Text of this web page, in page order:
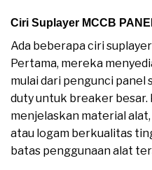
Ciri Suplayer MCCB
Ada beberapa ciri
Pertama, mereka
mulai dari pengunci panel
duty untuk breaker besar.
menjelaskan material
atau logam berkualitas
batas penggunaan alat